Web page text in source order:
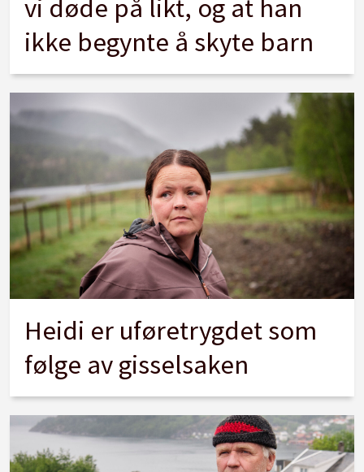
vi døde på likt, og at han
ikke begynte å skyte barn
Heidi er uføretrygdet som
følge av gisselsaken